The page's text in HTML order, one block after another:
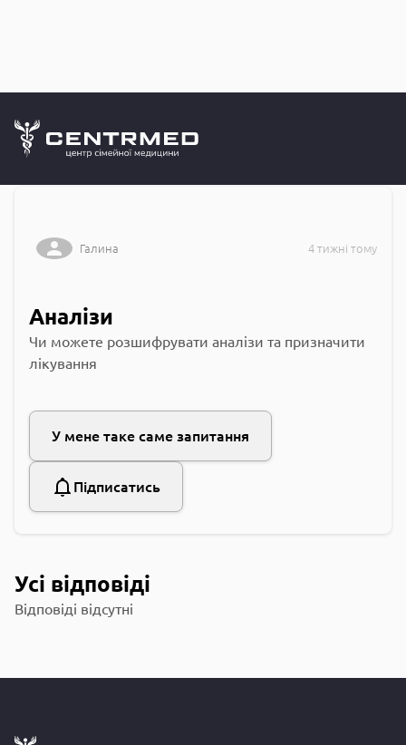
CENTRMED: Задай питання лікарю онлайн
Галина 4 тижні тому
Аналізи
Чи можете розшифрувати аналізи та призначити
лікування
У мене таке саме запитання
Підписатись
Усі відповіді
Відповіді відсутні